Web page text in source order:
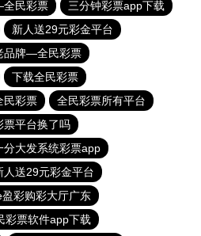
民彩票
三分钟彩票app下载
新人送29元彩金平台
品牌—全民彩票
下载全民彩票
民彩票
全民彩票所有平台
票平台换了吗
分大发系统彩票app
人送29元彩金平台
彩购彩大厅广东
彩票软件app下载